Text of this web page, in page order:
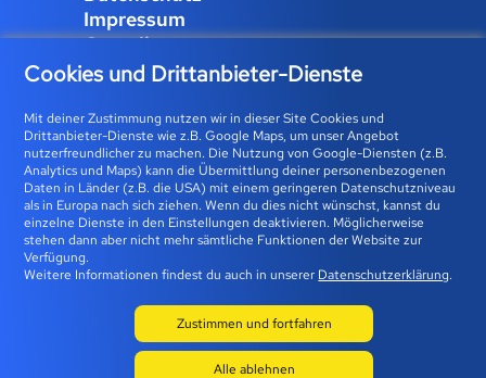
Impressum
Compliance
Job und Karriere
Bfz-Essen GmbH | Karolingerstraße 93 | 45141 Essen 0800
23 93 773 (gebührenfrei) |info@bfz-essen.de
Zustimmen und fortfahren
Alle ablehnen
Cookies und Drittanbieter-Dienste
Mit deiner Zustimmung nutzen wir in dieser Site Cookies und
Drittanbieter-Dienste wie z.B. Google Maps, um unser Angebot
nutzerfreundlicher zu machen. Die Nutzung von Google-Diensten (z.B.
Analytics und Maps) kann die Übermittlung deiner personenbezogenen
Daten in Länder (z.B. die USA) mit einem geringeren Datenschutzniveau
als in Europa nach sich ziehen. Wenn du dies nicht wünschst, kannst du
einzelne Dienste in den Einstellungen deaktivieren. Möglicherweise
stehen dann aber nicht mehr sämtliche Funktionen der Website zur
Verfügung.
Weitere Informationen findest du auch in unserer Datenschutzerklärung.